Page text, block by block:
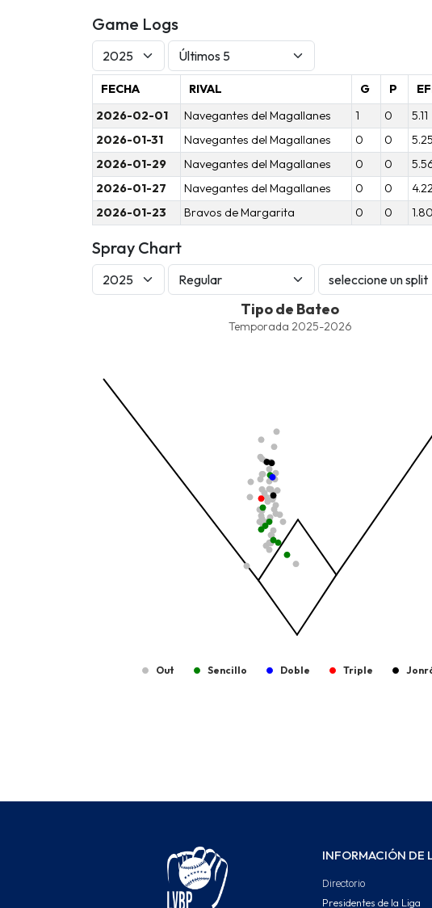
Game Logs
FECHA RIVAL G P
2026-02-01
Navegantes del Magallanes 1 0 5.11
2026-01-31
Navegantes del Magallanes 0 0 5.25
2026-01-29
Navegantes del Magallanes 0 0
2026-01-27
Navegantes del Magallanes 0 0
2026-01-23
Bravos de Margarita 0 0 1.80
Spray Chart
Combination chart with 9 data series.
The chart has 1 X axis displaying values. Data ranges from -
The chart has 1 Y axis displaying values. Data ranges from -
Tipo de Bateo
Temporada 2025-2026
Out Sencillo Doble Triple
INFORMACIÓN DE
Directorio
Presidentes de la Liga